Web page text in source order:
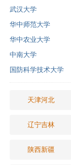
武汉大学
华中师范大学
华中农业大学
中南大学
国防科学技术大学
天津河北
辽宁吉林
陕西新疆